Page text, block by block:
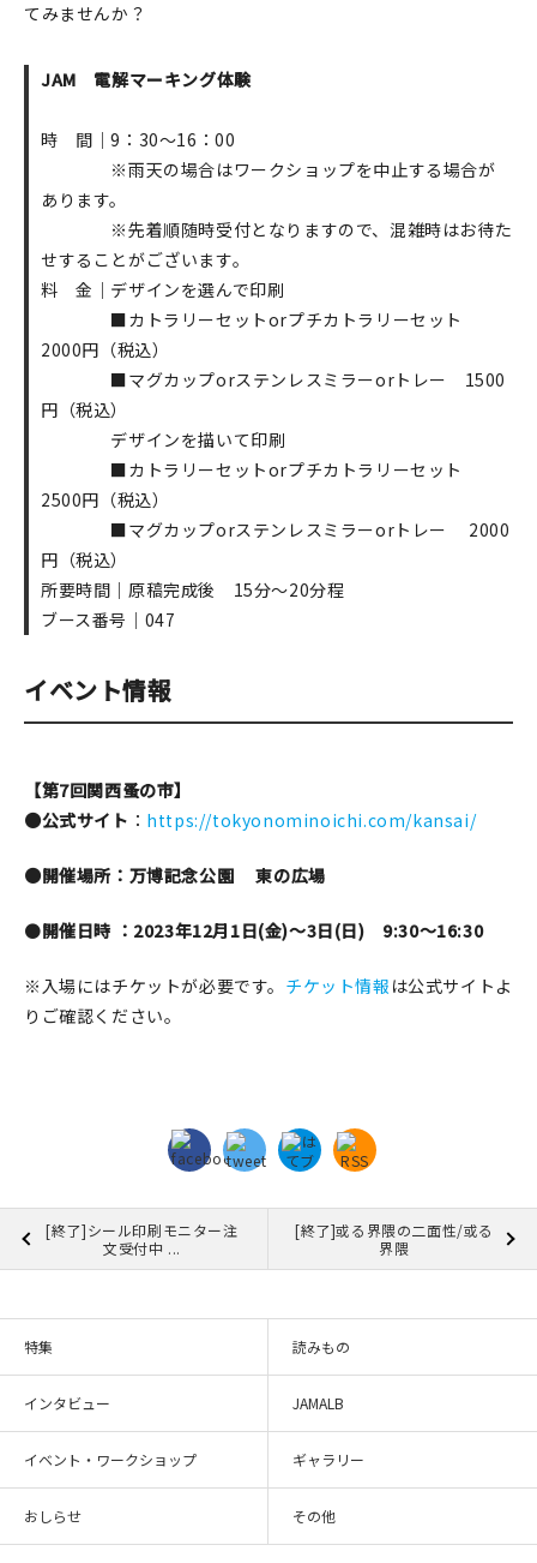
てみませんか？
JAM 電解マーキング体験
時 間｜9：30～16：00
※雨天の場合はワークショップを中止する場合が
あります。
※先着順随時受付となりますので、混雑時はお待た
せすることがございます。
料 金｜デザインを選んで印刷
■カトラリーセットorプチカトラリーセット
2000円（税込）
■マグカップorステンレスミラーorトレー 1500
円（税込）
デザインを描いて印刷
■カトラリーセットorプチカトラリーセット
2500円（税込）
■マグカップorステンレスミラーorトレー 2000
円（税込）
所要時間｜原稿完成後 15分～20分程
ブース番号｜047
イベント情報
【第7回関西蚤の市】
●公式サイト ： https://tokyonominoichi.com/kansai/
●開催場所：万博記念公園 東の広場
●開催日時 ：2023年12月1日(金)～3日(日) 9:30〜16:30
※入場にはチケットが必要です。 チケット情報 は公式サイトよ
りご確認ください。
[終了]シール印刷モニター注
文受付中 ...
[終了]或る界隈の二面性/或る
界隈
特集 読みもの
インタビュー JAMALB
イベント・ワークショップ ギャラリー
おしらせ その他